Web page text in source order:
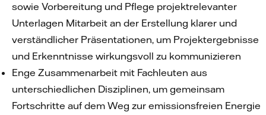
sowie Vorbereitung und Pflege projektrelevanter
Unterlagen Mitarbeit an der Erstellung klarer und
verständlicher Präsentationen, um Projektergebnisse
und Erkenntnisse wirkungsvoll zu kommunizieren
Enge Zusammenarbeit mit Fachleuten aus
unterschiedlichen Disziplinen, um gemeinsam
Fortschritte auf dem Weg zur emissionsfreien Energie